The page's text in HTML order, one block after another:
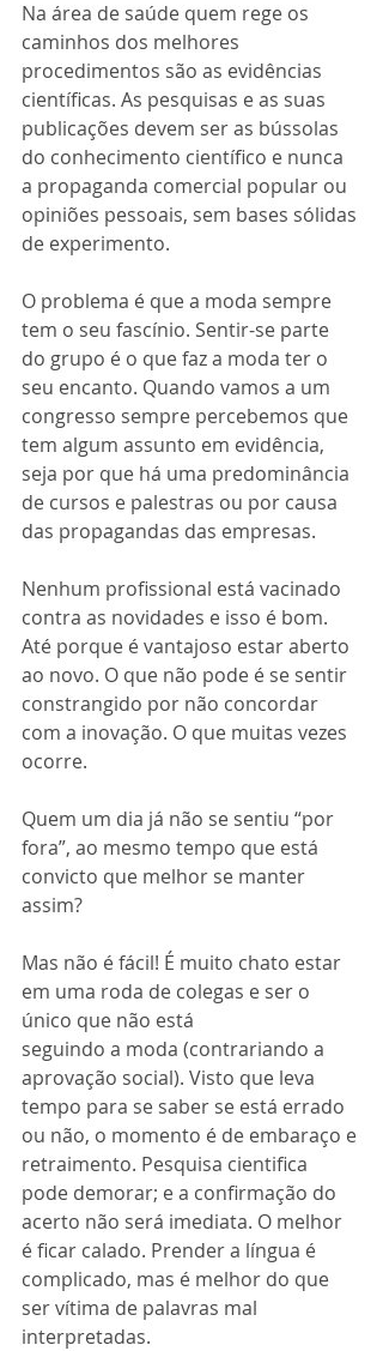
Na área de saúde quem rege os
caminhos dos melhores
procedimentos são as evidências
científicas. As pesquisas e as suas
publicações devem ser as bússolas
do conhecimento científico e nunca
a propaganda comercial popular ou
opiniões pessoais, sem bases sólidas
de experimento.
O problema é que a moda sempre
tem o seu fascínio. Sentir-se parte
do grupo é o que faz a moda ter o
seu encanto. Quando vamos a um
congresso sempre percebemos que
tem algum assunto em evidência,
seja por que há uma predominância
de cursos e palestras ou por causa
das propagandas das empresas.
Nenhum profissional está vacinado
contra as novidades e isso é bom.
Até porque é vantajoso estar aberto
ao novo. O que não pode é se sentir
constrangido por não concordar
com a inovação. O que muitas vezes
ocorre.
Quem um dia já não se sentiu “por
fora”, ao mesmo tempo que está
convicto que melhor se manter
assim?
Mas não é fácil! É muito chato estar
em uma roda de colegas e ser o
único que não está
seguindo a moda (contrariando a
aprovação social). Visto que leva
tempo para se saber se está errado
ou não, o momento é de embaraço e
retraimento. Pesquisa cientifica
pode demorar; e a confirmação do
acerto não será imediata. O melhor
é ficar calado. Prender a língua é
complicado, mas é melhor do que
ser vítima de palavras mal
interpretadas.